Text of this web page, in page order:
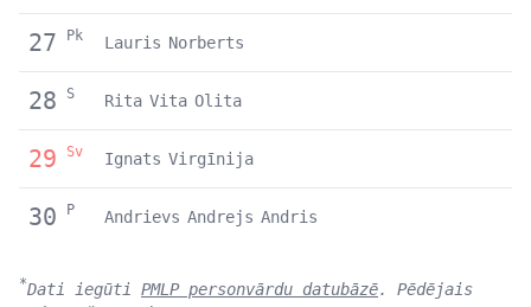
27 Pk Lauris Norberts
28 S Rita Vita Olita
29 Sv Ignats Virgīnija
30 P Andrievs Andrejs Andris
*Dati iegūti PMLP personvārdu datubāzē. Pēdējais